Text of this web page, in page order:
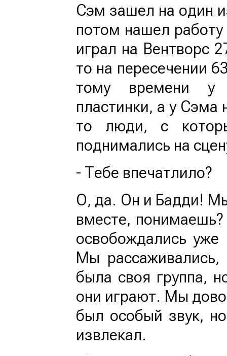
Сэм зашел на один
потом нашел
играл на Вентворс
то на пересечении
тому времени
пластинки, а у Сэма
то люди, с
поднимались на
- Тебе впечатлило?
О, да. Он и Бадди!
вместе,
освобождались
Мы
была своя группа,
они играют. Мы
был особый звук,
извлекал.